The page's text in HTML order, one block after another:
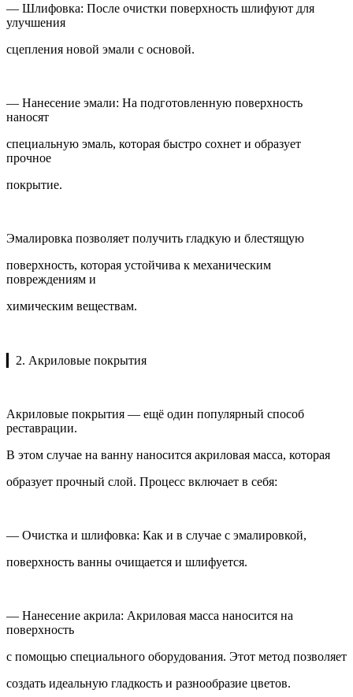
— Шлифовка: После очистки поверхность шлифуют для
улучшения
сцепления новой эмали с основой.
— Нанесение эмали: На подготовленную поверхность
наносят
специальную эмаль, которая быстро сохнет и образует
прочное
покрытие.
Эмалировка позволяет получить гладкую и блестящую
поверхность, которая устойчива к механическим
повреждениям и
химическим веществам.
▎2. Акриловые покрытия
Акриловые покрытия — ещё один популярный способ
реставрации.
В этом случае на ванну наносится акриловая масса, которая
образует прочный слой. Процесс включает в себя:
— Очистка и шлифовка: Как и в случае с эмалировкой,
поверхность ванны очищается и шлифуется.
— Нанесение акрила: Акриловая масса наносится на
поверхность
с помощью специального оборудования. Этот метод позволяет
создать идеальную гладкость и разнообразие цветов.